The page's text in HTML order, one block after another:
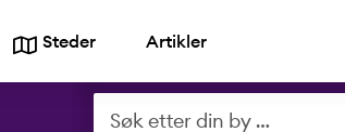
Steder Artikler